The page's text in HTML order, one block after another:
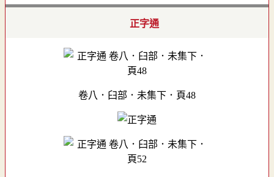
正字通
卷八．臼部．未集下．頁48